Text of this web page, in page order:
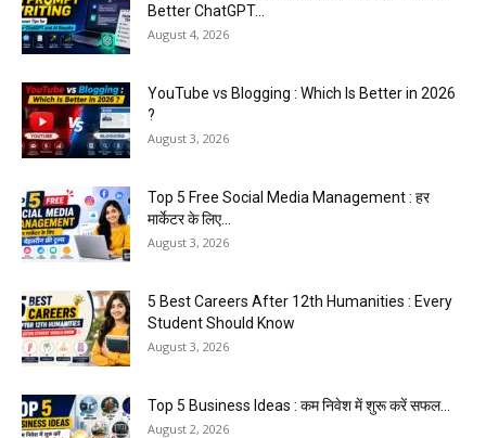
Better ChatGPT...
August 4, 2026
YouTube vs Blogging : Which Is Better in 2026
?
August 3, 2026
Top 5 Free Social Media Management : हर
मार्केटर के लिए...
August 3, 2026
5 Best Careers After 12th Humanities : Every
Student Should Know
August 3, 2026
Top 5 Business Ideas : कम निवेश में शुरू करें सफल...
August 2, 2026